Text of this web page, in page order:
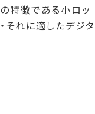
特徴である小ロッ
それに適したデジタ